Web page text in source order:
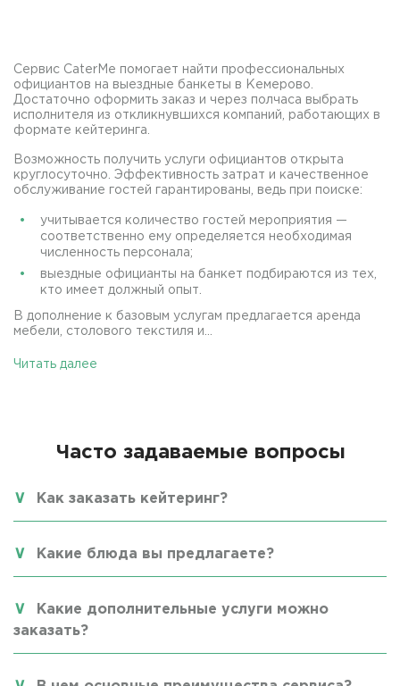
Сервис CaterMe помогает найти профессиональных
официантов на выездные банкеты в Кемерово.
Достаточно оформить заказ и через полчаса выбрать
исполнителя из откликнувшихся компаний, работающих в
формате кейтеринга.
Возможность получить услуги официантов открыта
круглосуточно. Эффективность затрат и качественное
обслуживание гостей гарантированы, ведь при поиске:
учитывается количество гостей мероприятия —
соответственно ему определяется необходимая
численность персонала;
выездные официанты на банкет подбираются из тех,
кто имеет должный опыт.
В дополнение к базовым услугам предлагается аренда
мебели, столового текстиля и...
Читать далее
Часто задаваемые вопросы
Как заказать кейтеринг?
Какие блюда вы предлагаете?
Какие дополнительные услуги можно
заказать?